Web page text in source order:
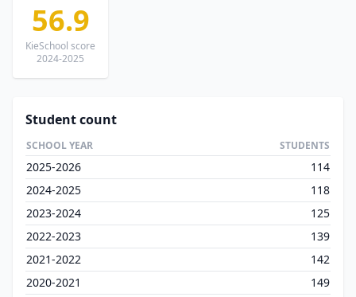
56.9
KieSchool score
2024-2025
Student count
SCHOOL YEAR STUDENTS
2025-2026
114
2024-2025
118
2023-2024
125
2022-2023
139
2021-2022
142
2020-2021
149